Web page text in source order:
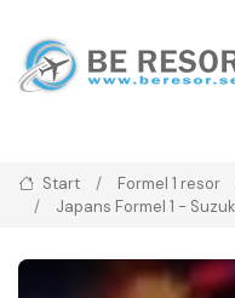
Start Formel 1 resor
Japans Formel 1 -